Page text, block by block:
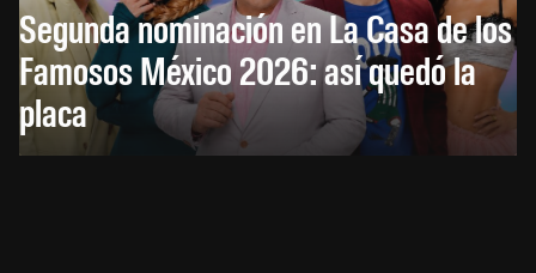
Segunda nominación en La Casa de los
Famosos México 2026: así quedó la
placa